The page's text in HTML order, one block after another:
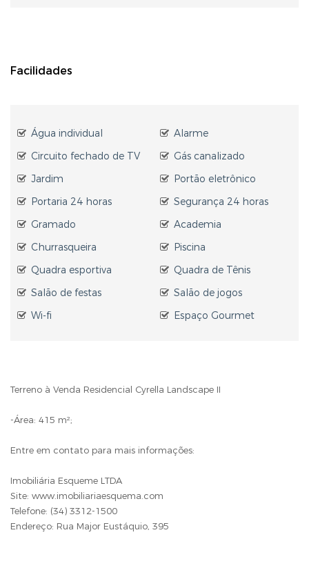
Facilidades
Água individual
Alarme
Circuito fechado de TV
Gás canalizado
Jardim
Portão eletrônico
Portaria 24 horas
Segurança 24 horas
Gramado
Academia
Churrasqueira
Piscina
Quadra esportiva
Quadra de Tênis
Salão de festas
Salão de jogos
Wi-fi
Espaço Gourmet
Terreno à Venda Residencial Cyrella Landscape II
-Área: 415 m²;
Entre em contato para mais informações:
Imobiliária Esqueme LTDA
Site: www.imobiliariaesquema.com
Telefone: (34) 3312-1500
Endereço: Rua Major Eustáquio, 395